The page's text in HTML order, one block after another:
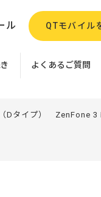
ル QTモバイル
よくあるご質問
Dタイプ） ZenFone 3